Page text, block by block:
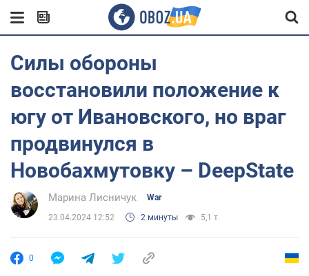
Силы обороны
восстановили положение к
югу от Ивановского, но враг
продвинулся в
Новобахмутовку – DeepState
Марина Лисничук War
23.04.2024 12:52 2 минуты 5,1 т.
0